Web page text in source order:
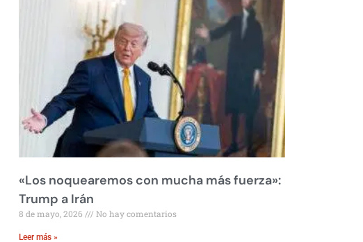
«Los noquearemos con mucha más fuerza»:
Trump a Irán
8 de mayo, 2026 No hay comentarios
Leer más »